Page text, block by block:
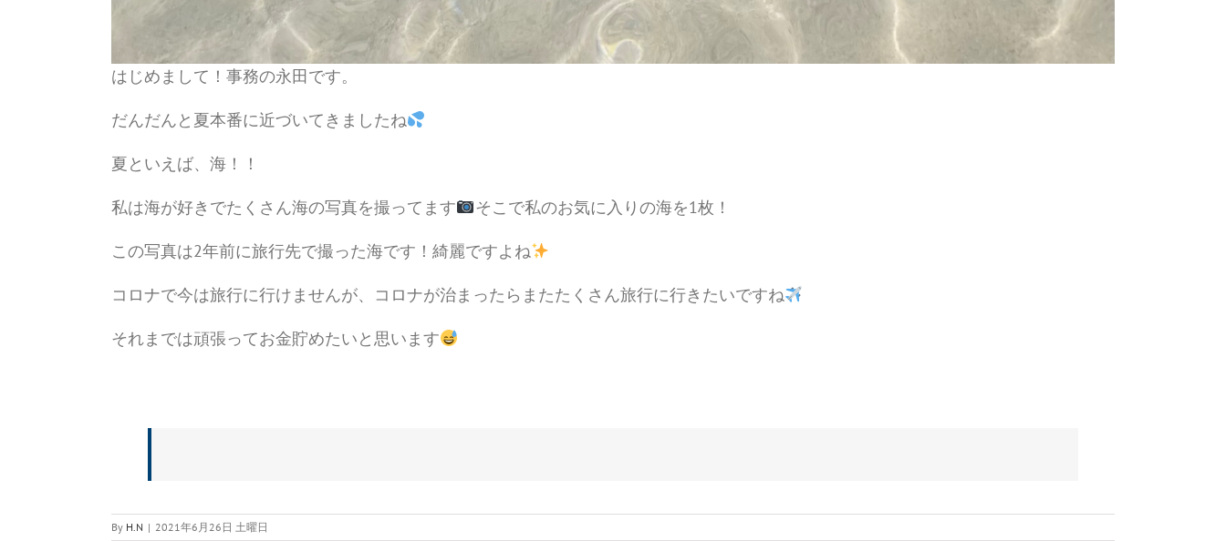
はじめまして！事務の永田です。
だんだんと夏本番に近づいてきましたね
夏といえば、海！！
私は海が好きでたくさん海の写真を撮ってます そこで私のお気に入りの海を1枚！
この写真は2年前に旅行先で撮った海です！綺麗ですよね
コロナで今は旅行に行けませんが、コロナが治まったらまたたくさん旅行に行きたいですね
それまでは頑張ってお金貯めたいと思います
By H.N | 2021年6月26日 土曜日